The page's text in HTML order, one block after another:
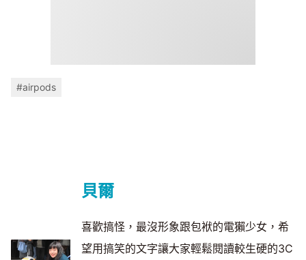
#airpods
貝爾
喜歡搞怪，最沒形象跟包袱的電獺少女，希
望用搞笑的文字讓大家輕鬆閱讀較生硬的3C